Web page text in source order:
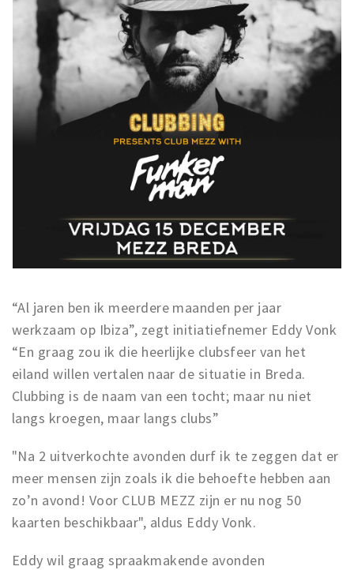
“Al jaren ben ik meerdere maanden per jaar
werkzaam op Ibiza”, zegt initiatiefnemer Eddy Vonk
“En graag zou ik die heerlijke clubsfeer van het
eiland willen vertalen naar de situatie in Breda.
Clubbing is de naam van een tocht; maar nu niet
langs kroegen, maar langs clubs”
"Na 2 uitverkochte avonden durf ik te zeggen dat er
meer mensen zijn zoals ik die behoefte hebben aan
zo’n avond! Voor CLUB MEZZ zijn er nu nog 50
kaarten beschikbaar", aldus Eddy Vonk.
Eddy wil graag spraakmakende avonden